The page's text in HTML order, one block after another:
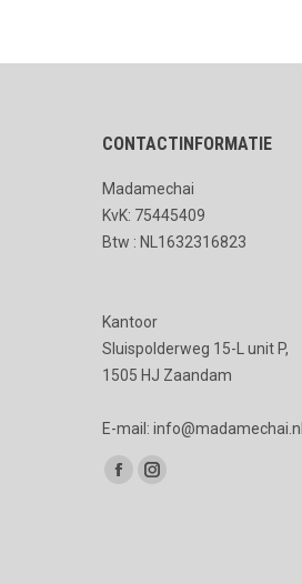
CONTACTINFORMATIE
Madamechai
KvK: 75445409
Btw : NL1632316823
Kantoor
Sluispolderweg 15-L unit P,
1505 HJ Zaandam
E-mail: info@madamechai.nl
Vind ons op:
FacebookInstagram